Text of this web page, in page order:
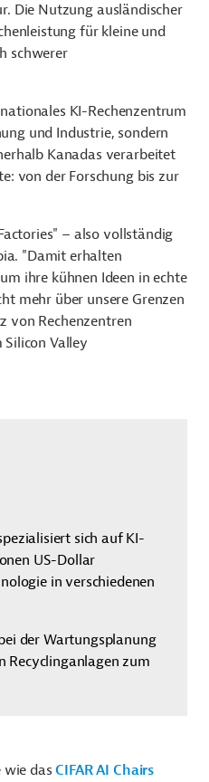
Die Nutzung ausländischer
für kleine und
schwerer
KI-Rechenzentrum
und Industrie, sondern
Kanadas verarbeitet
von der Forschung bis zur
– also vollständig
"Damit erhalten
ihre kühnen Ideen in echte
mehr über unsere Grenzen
von Rechenzentren
Valley
sich auf KI-
US-Dollar
in verschiedenen
der Wartungsplanung
Recyclinganlagen zum
wie dasCIFAR AI Chairs